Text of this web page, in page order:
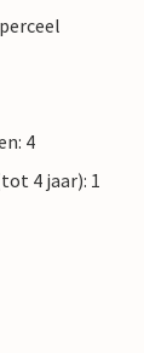
4
4 jaar): 1